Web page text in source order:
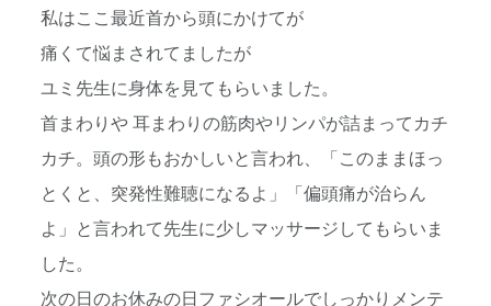
私はここ最近首から頭にかけてが
痛くて悩まされてましたが
ユミ先生に身体を見てもらいました。
首まわりや 耳まわりの筋肉やリンパが詰まってカチ
カチ。頭の形もおかしいと言われ、「このままほっ
とくと、突発性難聴になるよ」「偏頭痛が治らん
よ」と言われて先生に少しマッサージしてもらいま
した。
次の日のお休みの日ファシオールでしっかりメンテ